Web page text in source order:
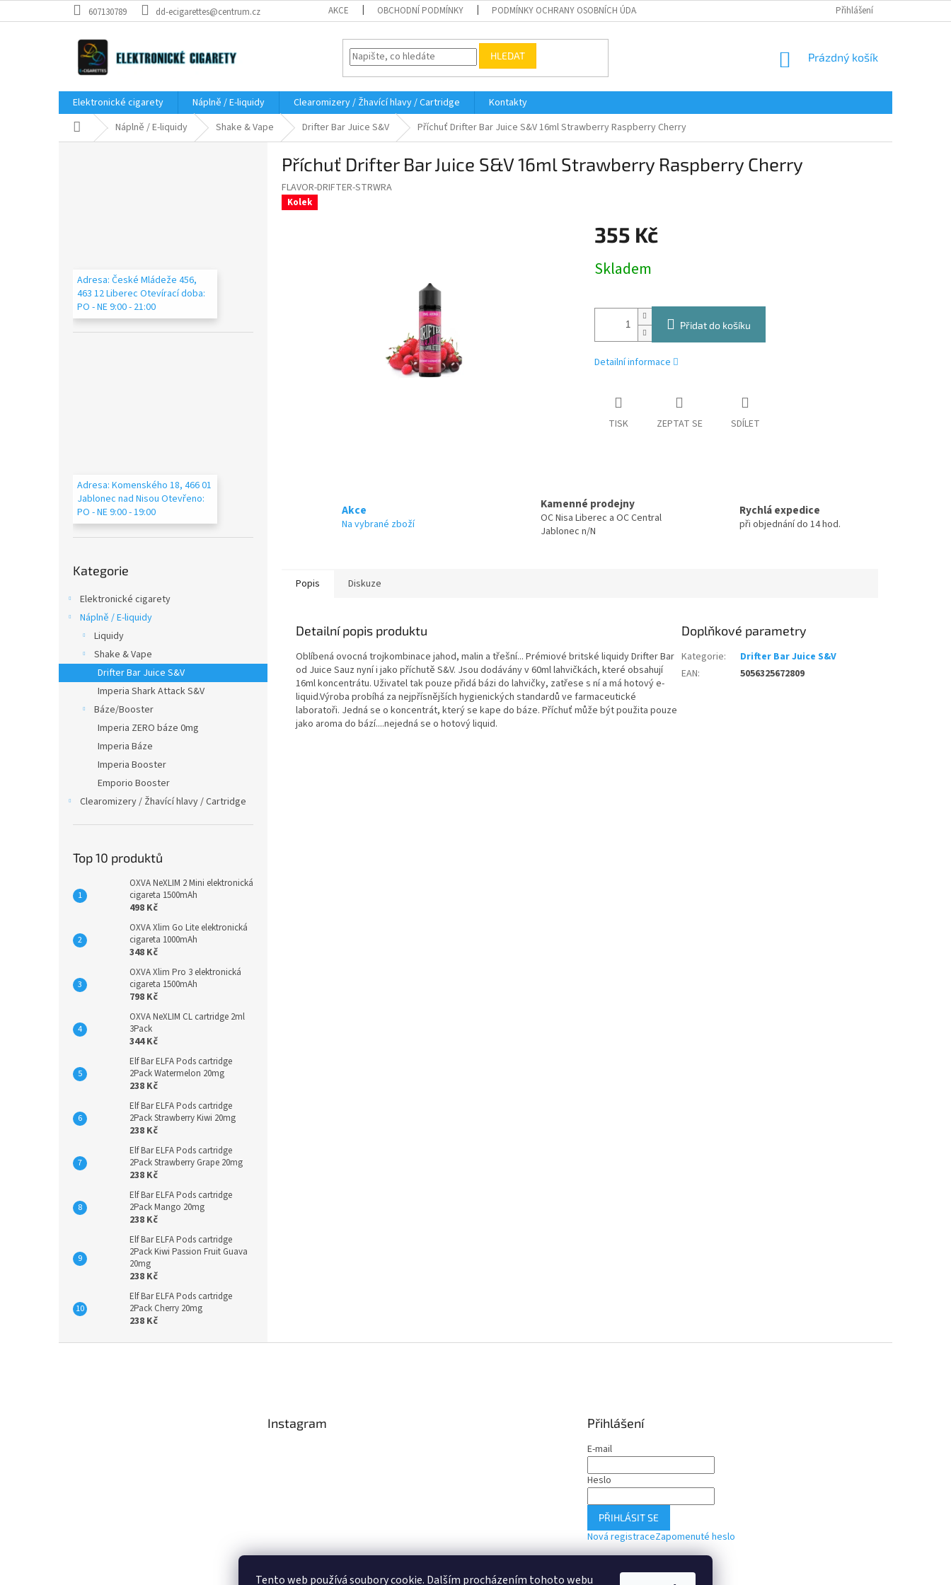
Tento web používá soubory cookie. Dalším procházením tohoto webu
na
607130789 dd-ecigarettes@centrum.cz AKCE OBCHODNÍ PODMÍNKY PODMÍNKY OCHRANY OSOBNÍCH ÚDAJŮ Přihlášení
HLEDAT
NÁKUPNÍ
Prázdný košík
Elektronické cigarety Náplně / E-liquidy Clearomizery / Žhavící hlavy / Cartridge
Kontakty
Domů Náplně / E-liquidy Shake & Vape Drifter Bar Juice S&V Příchuť Drifter Bar Juice S&V 16ml Strawberry Raspberry Cherry
Adresa: České Mládeže 456,
463 12 Liberec Otevírací doba:
PO - NE 9:00 - 21:00
Adresa: Komenského 18, 466 01
Jablonec nad Nisou Otevřeno:
PO - NE 9:00 - 19:00
kategorie
Kategorie
Elektronické cigarety
Náplně / E-liquidy
Liquidy
Shake & Vape
Drifter Bar Juice S&V
Imperia Shark Attack S&V
Báze/Booster
Imperia ZERO báze 0mg
Imperia Báze
Imperia Booster
Emporio Booster
Clearomizery / Žhavící hlavy / Cartridge
Top 10 produktů
OXVA NeXLIM 2 Mini elektronická
cigareta 1500mAh
498 Kč
OXVA Xlim Go Lite elektronická
cigareta 1000mAh
348 Kč
OXVA Xlim Pro 3 elektronická
cigareta 1500mAh
798 Kč
OXVA NeXLIM CL cartridge 2ml
3Pack
344 Kč
Elf Bar ELFA Pods cartridge
2Pack Watermelon 20mg
238 Kč
Elf Bar ELFA Pods cartridge
2Pack Strawberry Kiwi 20mg
238 Kč
Elf Bar ELFA Pods cartridge
2Pack Strawberry Grape 20mg
238 Kč
Elf Bar ELFA Pods cartridge
2Pack Mango 20mg
238 Kč
Elf Bar ELFA Pods cartridge
2Pack Kiwi Passion Fruit Guava
20mg
238 Kč
Elf Bar ELFA Pods cartridge
2Pack Cherry 20mg
238 Kč
Příchuť Drifter Bar Juice S&V 16ml Strawberry Raspberry Cherry
FLAVOR-DRIFTER-STRWRA
Kolek
355 Kč
cena:
Skladem
Přidat do košíku
Detailní informace
TISK ZEPTAT SE SDÍLET
Akce
Na vybrané zboží
Kamenné prodejny
OC Nisa Liberec a OC Central
Jablonec n/N
Rychlá expedice
při objednání do 14 hod.
Popis Diskuze
Detailní popis produktu
Oblíbená ovocná trojkombinace jahod, malin a třešní... Prémiové britské liquidy Drifter Bar
od Juice Sauz nyní i jako příchutě S&V. Jsou dodávány v 60ml lahvičkách, které obsahují
16ml koncentrátu. Uživatel tak pouze přidá bázi do lahvičky, zatřese s ní a má hotový e-
liquid.Výroba probíhá za nejpřísnějších hygienických standardů ve farmaceutické
laboratoři. Jedná se o koncentrát, který se kape do báze. Příchuť může být použita pouze
jako aroma do bází....nejedná se o hotový liquid.
Doplňkové parametry
Kategorie:
Drifter Bar Juice S&V
EAN: 5056325672809
Instagram Přihlášení
E-mail
Heslo
PŘIHLÁSIT SE
Nová registraceZapomenuté heslo